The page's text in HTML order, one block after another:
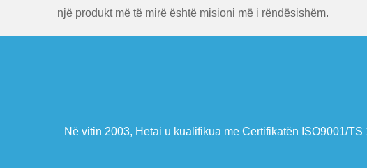
një produkt më të mirë është misioni më i rëndësishëm.
gjithashtu fitoi të drejtën e importit dhe eksportit të